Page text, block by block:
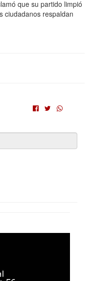
que su partido limpió
ciudadanos respaldan